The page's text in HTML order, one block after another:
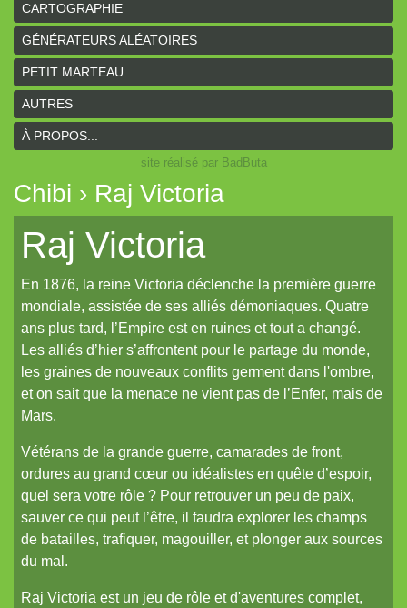
Les bas-reliefs des Ruines de Zeriphar
N.YX
Sous l'ombre du Mont Yimsha
Coeurs Vaillants - Compagnon
Coeurs Vaillants // Gallant and Bold
Hârn - le monde de Hârn
De Urbium Graphidibus
La Frontière
Cerbère
Les cahiers du Vastemonde
TechNoir
Pour une poignée de sapèques
Les Carnets zoographiques du Capitaine Lalande
Donjon sans façon
Aux seuils d'abysses très-anciens
La Mort bleue
De Chorographia
CARTOGRAPHIE
GÉNÉRATEURS ALÉATOIRES
PETIT MARTEAU
AUTRES
À PROPOS...
site réalisé par BadButa
Chibi › Raj Victoria
Raj Victoria
En 1876, la reine Victoria déclenche la première guerre
mondiale, assistée de ses alliés démoniaques. Quatre
ans plus tard, l’Empire est en ruines et tout a changé.
Les alliés d’hier s’affrontent pour le partage du monde,
les graines de nouveaux conflits germent dans l'ombre,
et on sait que la menace ne vient pas de l’Enfer, mais de
Mars.
Vétérans de la grande guerre, camarades de front,
ordures au grand cœur ou idéalistes en quête d’espoir,
quel sera votre rôle ? Pour retrouver un peu de paix,
sauver ce qui peut l’être, il faudra explorer les champs
de batailles, trafiquer, magouiller, et plonger aux sources
du mal.
Raj Victoria est un jeu de rôle et d'aventures complet,